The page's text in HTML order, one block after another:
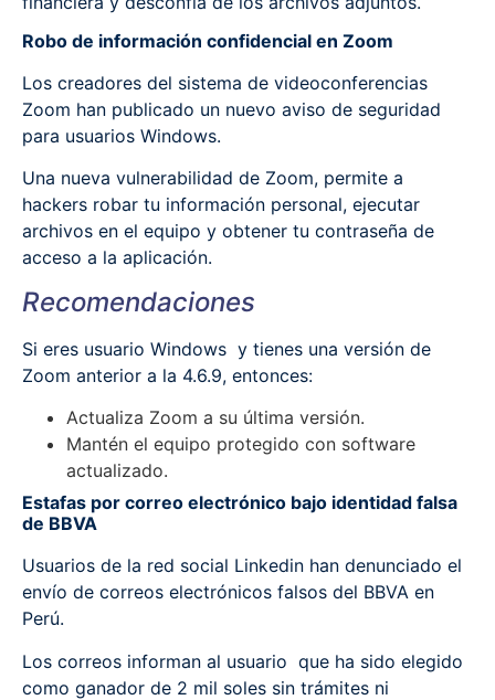
Robo de información confidencial en Zoom
Los creadores del sistema de videoconferencias
Zoom han publicado un nuevo aviso de seguridad
para usuarios Windows.
Una nueva vulnerabilidad de Zoom, permite a
hackers robar tu información personal, ejecutar
archivos en el equipo y obtener tu contraseña de
acceso a la aplicación.
Recomendaciones
Si eres usuario Windows y tienes una versión de
Zoom anterior a la 4.6.9, entonces:
Actualiza Zoom a su última versión.
Mantén el equipo protegido con software
actualizado.
Estafas por correo electrónico bajo identidad falsa
de BBVA
Usuarios de la red social Linkedin han denunciado el
envío de correos electrónicos falsos del BBVA en
Perú.
Los correos informan al usuario que ha sido elegido
como ganador de 2 mil soles sin trámites ni